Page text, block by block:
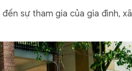
sự tham gia của gia đình, xã